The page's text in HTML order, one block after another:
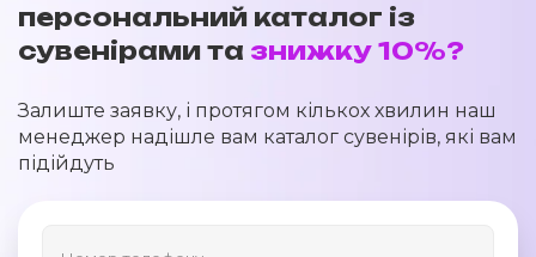
персональний каталог із
сувенірами та знижку 10%?
Залиште заявку, і протягом кількох хвилин наш
менеджер надішле вам каталог сувенірів, які вам
підійдуть